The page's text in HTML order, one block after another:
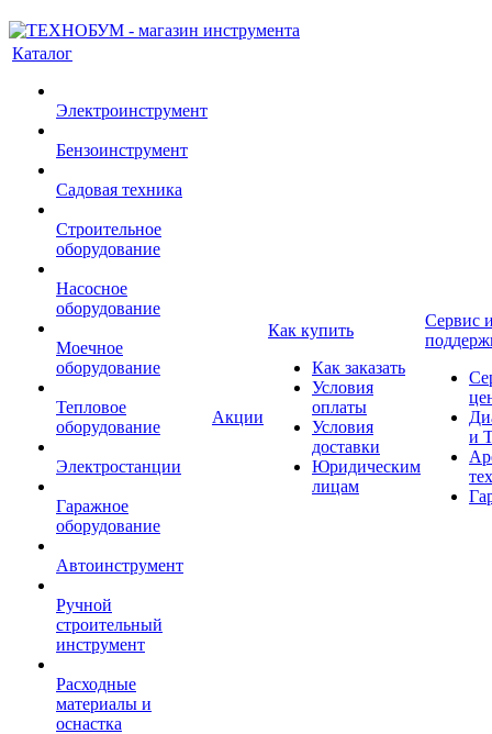
Каталог
Электроинструмент
Бензоинструмент
Садовая техника
Строительное
оборудование
Насосное
оборудование
Моечное
оборудование
Тепловое
оборудование
Электростанции
Гаражное
оборудование
Автоинструмент
Ручной
строительный
инструмент
Расходные
материалы и
оснастка
Акции
Как купить
Как заказать
Условия
оплаты
Условия
доставки
Юридическим
лицам
Сервис
и